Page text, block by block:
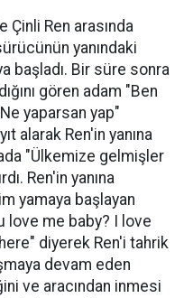
Çinli Ren arasında
yanındaki
başladı. Bir süre sonra
gören adam "Ben
yaparsan yap"
alarak Ren'in yanına
"Ülkemize gelmişler
Ren'in yanına
yamaya başlayan
love me baby? I love
diyerek Ren'i tahrik
devam eden
ve aracından inmesi